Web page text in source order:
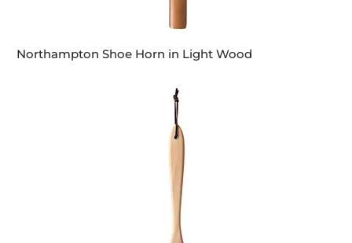
Northampton Shoe Horn in Light Wood